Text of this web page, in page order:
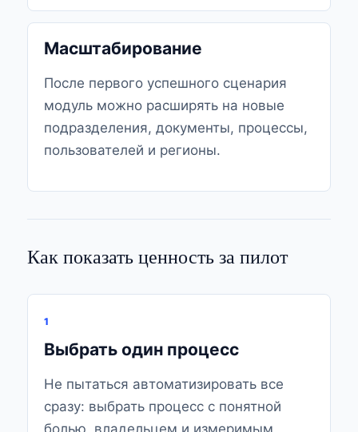
Масштабирование
После первого успешного сценария
модуль можно расширять на новые
подразделения, документы, процессы,
пользователей и регионы.
Как показать ценность за пилот
1
Выбрать один процесс
Не пытаться автоматизировать все
сразу: выбрать процесс с понятной
болью, владельцем и измеримым